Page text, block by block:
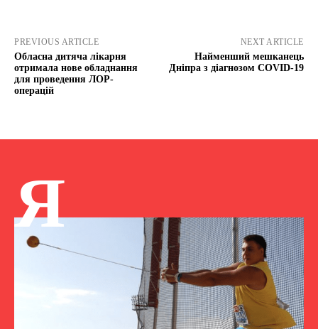
PREVIOUS ARTICLE
Обласна дитяча лікарня
отримала нове обладнання
для проведення ЛОР-
операцій
NEXT ARTICLE
Найменший мешканець
Дніпра з діагнозом COVID-19
Я